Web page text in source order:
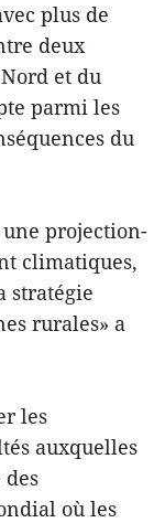
plus de
deux
et du
parmi les
du
projection-
climatiques,
stratégie
rurales» a
les
auxquelles
où les